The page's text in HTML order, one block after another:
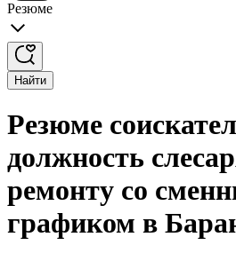
Резюме
Найти
Резюме
должность
ремонту со
графиком в